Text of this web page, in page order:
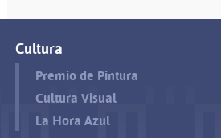
Cultura
Premio de Pintura
Cultura Visual
La Hora Azul